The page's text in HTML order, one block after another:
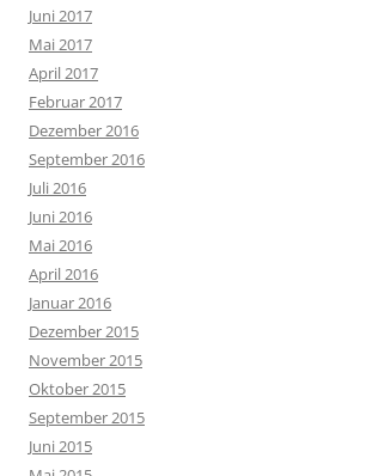
Juni 2017
Mai 2017
April 2017
Februar 2017
Dezember 2016
September 2016
Juli 2016
Juni 2016
Mai 2016
April 2016
Januar 2016
Dezember 2015
November 2015
Oktober 2015
September 2015
Juni 2015